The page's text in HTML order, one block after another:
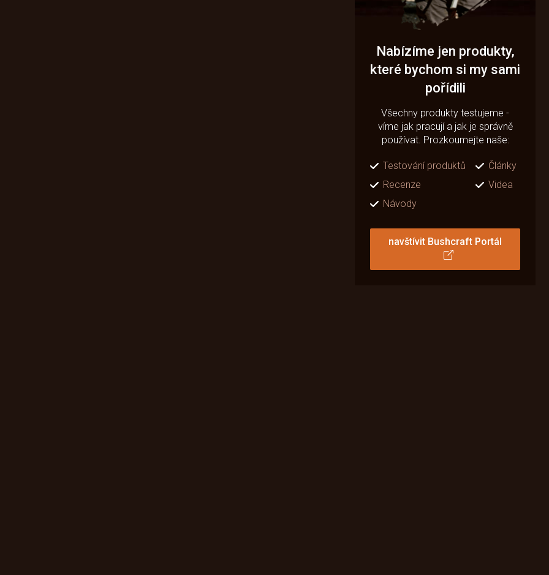
Nabízíme jen produkty,
které bychom si my sami
pořídili
Všechny produkty testujeme -
víme jak pracují a jak je správně
používat. Prozkoumejte naše:
Testování produktů
Články
Recenze
Videa
Návody
navštívit Bushcraft Portál